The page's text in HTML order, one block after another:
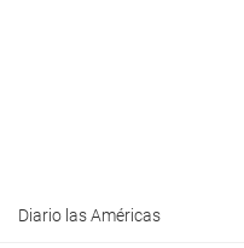
Diario las Américas